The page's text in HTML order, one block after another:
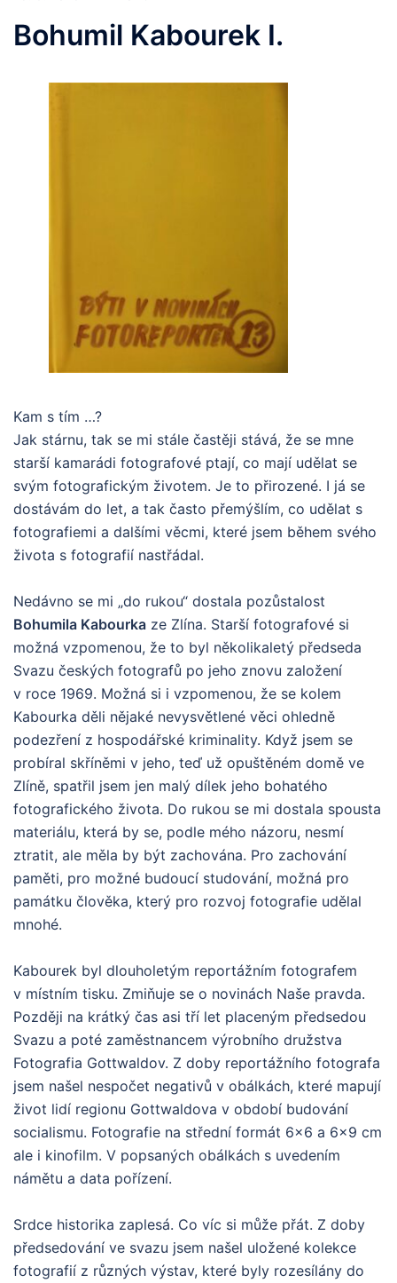
Bohumil Kabourek I.
Kam s tím …?
Jak stárnu, tak se mi stále častěji stává, že se mne
starší kamarádi fotografové ptají, co mají udělat se
svým fotografickým životem. Je to přirozené. I já se
dostávám do let, a tak často přemýšlím, co udělat s
fotografiemi a dalšími věcmi, které jsem během svého
života s fotografií nastřádal.
Nedávno se mi „do rukou“ dostala pozůstalost
Bohumila Kabourka ze Zlína. Starší fotografové si
možná vzpomenou, že to byl několikaletý předseda
Svazu českých fotografů po jeho znovu založení
v roce 1969. Možná si i vzpomenou, že se kolem
Kabourka děli nějaké nevysvětlené věci ohledně
podezření z hospodářské kriminality. Když jsem se
probíral skříněmi v jeho, teď už opuštěném domě ve
Zlíně, spatřil jsem jen malý dílek jeho bohatého
fotografického života. Do rukou se mi dostala spousta
materiálu, která by se, podle mého názoru, nesmí
ztratit, ale měla by být zachována. Pro zachování
paměti, pro možné budoucí studování, možná pro
památku člověka, který pro rozvoj fotografie udělal
mnohé.
Kabourek byl dlouholetým reportážním fotografem
v místním tisku. Zmiňuje se o novinách Naše pravda.
Později na krátký čas asi tří let placeným předsedou
Svazu a poté zaměstnancem výrobního družstva
Fotografia Gottwaldov. Z doby reportážního fotografa
jsem našel nespočet negativů v obálkách, které mapují
život lidí regionu Gottwaldova v období budování
socialismu. Fotografie na střední formát 6×6 a 6×9 cm
ale i kinofilm. V popsaných obálkách s uvedením
námětu a data pořízení.
Srdce historika zaplesá. Co víc si může přát. Z doby
předsedování ve svazu jsem našel uložené kolekce
fotografií z různých výstav, které byly rozesílány do